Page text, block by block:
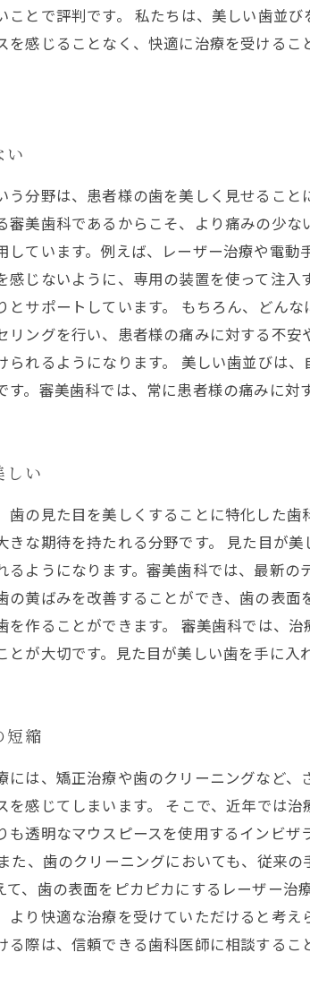
ことで評判です。 私たちは、美しい歯並
を感じることなく、快適に治療を受ける
い
う分野は、患者様の歯を美しく見せるこ
審美歯科であるからこそ、より痛みの少
しています。例えば、レーザー治療や電
感じないように、専用の装置を使って注
とサポートしています。 もちろん、どん
リングを行い、患者様の痛みに対する不
られるようになります。 美しい歯並びは
す。審美歯科では、常に患者様の痛みに対
しい
歯の見た目を美しくすることに特化した歯
きな期待を持たれる分野です。 見た目が
るようになります。審美歯科では、最新
の黄ばみを改善することができ、歯の表
を作ることができます。 審美歯科では、
とが大切です。見た目が美しい歯を手に入
短縮
には、矯正治療や歯のクリーニングなど
を感じてしまいます。 そこで、近年では
も透明なマウスピースを使用するインビ
た、歯のクリーニングにおいても、従来
て、歯の表面をピカピカにするレーザー
より快適な治療を受けていただけると考
る際は、信頼できる歯科医師に相談するこ